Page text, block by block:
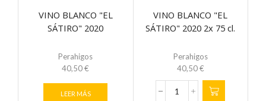
VINO BLANCO "EL
SÁTIRO" 2020
Perahigos
40,50€
LEER MÁS
VINO BLANCO "EL
SÁTIRO" 2020 2x 75 cl.
Perahigos
40,50€
VINO